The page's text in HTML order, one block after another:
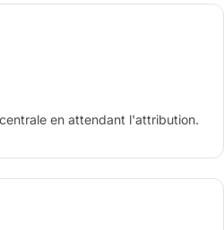
en attendant l'attribution.